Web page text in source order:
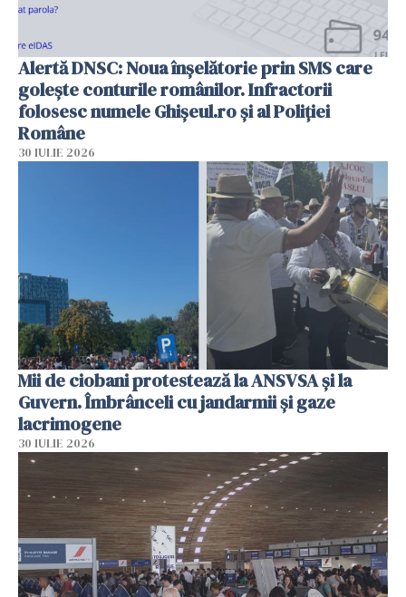
Alertă DNSC: Noua înșelătorie prin SMS care
golește conturile românilor. Infractorii
folosesc numele Ghișeul.ro și al Poliției
Române
30 IULIE 2026
Mii de ciobani protestează la ANSVSA și la
Guvern. Îmbrânceli cu jandarmii și gaze
lacrimogene
30 IULIE 2026